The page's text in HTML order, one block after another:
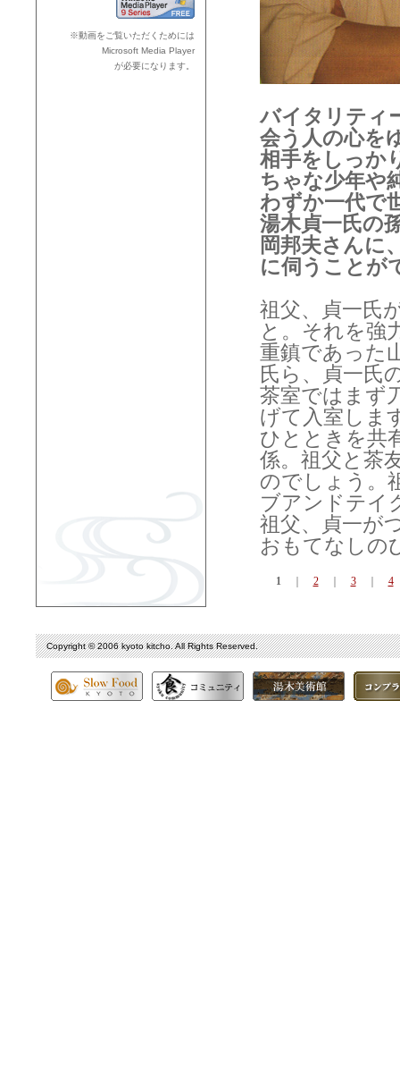
※動画をご覧いただくためには
Microsoft Media Player
が必要になります。
バイタリティ
会う人の心を
相手をしっか
ちゃな少年や
わずか一代で
湯木貞一氏の
岡邦夫さんに
に伺うことが
祖父、貞一氏
と。それを強
重鎮であった
氏ら、貞一氏
茶室ではまず
げて入室しま
ひとときを共
係。祖父と茶
のでしょう。
ブアンドテイ
祖父、貞一が
おもてなしの
1｜ 2｜ 3｜ 4
Copyright © 2006 kyoto kitcho. All Rights Reserved.